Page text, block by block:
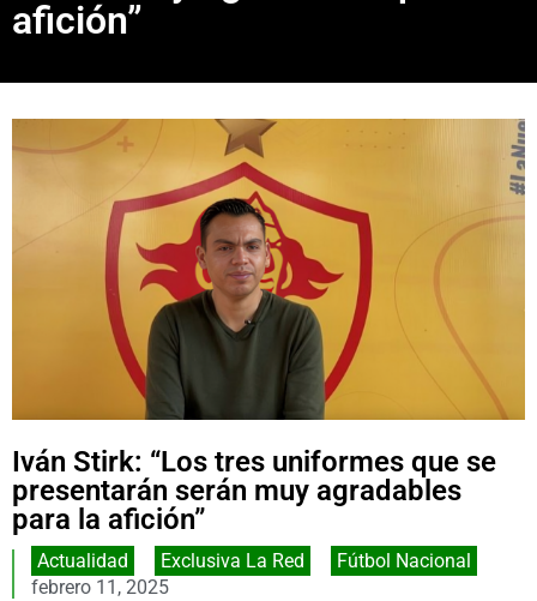
afición”
Iván Stirk: “Los tres uniformes que se
presentarán serán muy agradables
para la afición”
Actualidad Exclusiva La Red
Fútbol Nacional
febrero 11, 2025